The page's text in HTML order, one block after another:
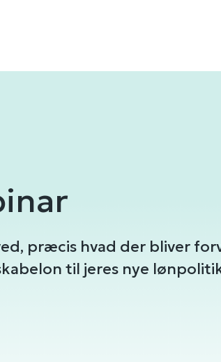
præcis hvad der bliver
til jeres nye